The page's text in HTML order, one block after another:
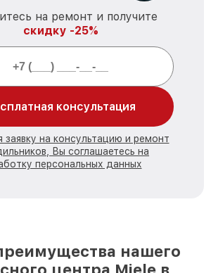
на ремонт и получите
скидку -25%
консультация
заявку на консультацию и ремонт
Вы соглашаетесь на
персональных данных
нашего